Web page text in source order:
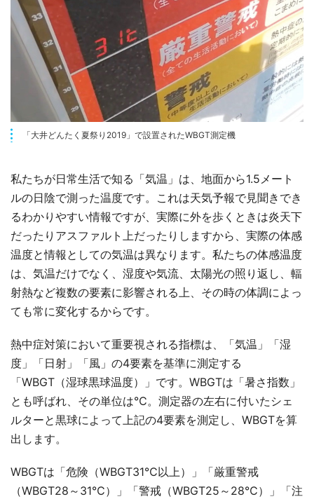
「大井どんたく夏祭り2019」で設置されたWBGT測定機
私たちが日常生活で知る「気温」は、地面から1.5メート
ルの日陰で測った温度です。これは天気予報で見聞きでき
るわかりやすい情報ですが、実際に外を歩くときは炎天下
だったりアスファルト上だったりしますから、実際の体感
温度と情報としての気温は異なります。私たちの体感温度
は、気温だけでなく、湿度や気流、太陽光の照り返し、輻
射熱など複数の要素に影響される上、その時の体調によっ
ても常に変化するからです。
熱中症対策において重要視される指標は、「気温」「湿
度」「日射」「風」の4要素を基準に測定する
「WBGT（湿球黒球温度）」です。WBGTは「暑さ指数」
とも呼ばれ、その単位は℃。測定器の左右に付いたシェ
ルターと黒球によって上記の4要素を測定し、WBGTを算
出します。
WBGTは「危険（WBGT31℃以上）」「厳重警戒
（WBGT28～31℃）」「警戒（WBGT25～28℃）」「注